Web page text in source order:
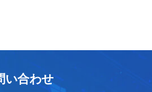
い合わせ